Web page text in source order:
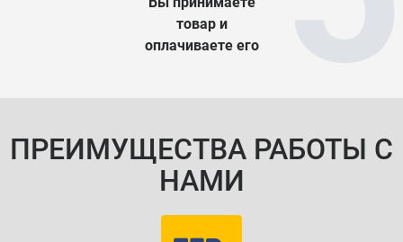
товар и
оплачиваете его
ПРЕИМУЩЕСТВА РАБОТЫ С
НАМИ